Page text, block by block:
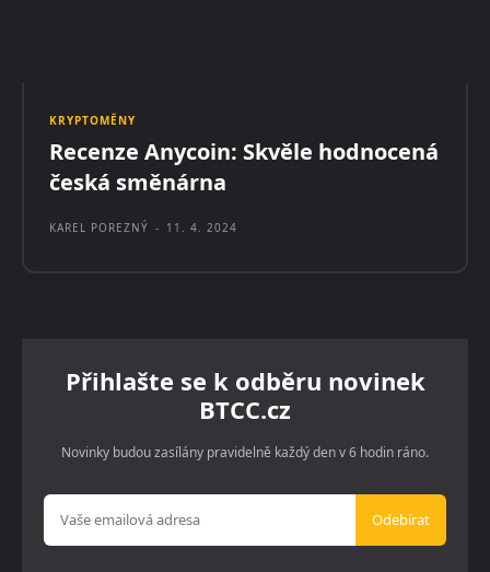
KRYPTOMĚNY
Recenze Anycoin: Skvěle hodnocená
česká směnárna
KAREL POREZNÝ - 11. 4. 2024
Přihlašte se k odběru novinek
BTCC.cz
Novinky budou zasílány pravidelně každý den v 6 hodin ráno.
Odebírat